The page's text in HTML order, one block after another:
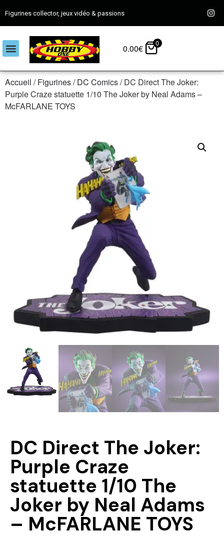
Figurines collector, jeux vidéo & passions
0.00€ 0
Accueil /Figurines/DC Comics/ DC Direct The Joker:
Purple Craze statuette 1/10 The Joker by Neal Adams –
McFARLANE TOYS
DC Direct The Joker:
Purple Craze
statuette 1/10 The
Joker by Neal Adams
– McFARLANE TOYS